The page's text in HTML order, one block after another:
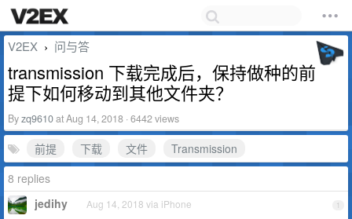
V2EX › 问与答
transmission 下载完成后，保持做种的前
提下如何移动到其他文件夹？
Byzq9610at Aug 14, 2018 · 6442 views
前提 下载 文件
Transmission
8 replies
1
jedihy Aug 14, 2018 via iPhone